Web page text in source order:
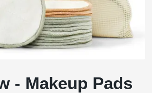
- Makeup Pads